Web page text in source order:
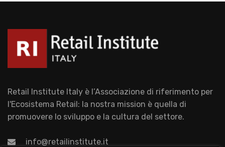
Retail Institute Italy è l’Associazione di riferimento per
l'Ecosistema Retail: la nostra mission è quella di
promuovere lo sviluppo e la cultura del settore.
info@retailinstitute.it